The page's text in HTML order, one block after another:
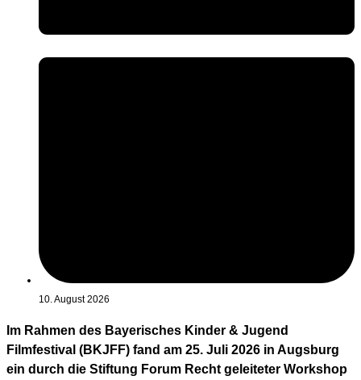
10. August 2026
Im Rahmen des Bayerisches Kinder & Jugend
Filmfestival (BKJFF) fand am 25. Juli 2026 in Augsburg
ein durch die Stiftung Forum Recht geleiteter Workshop